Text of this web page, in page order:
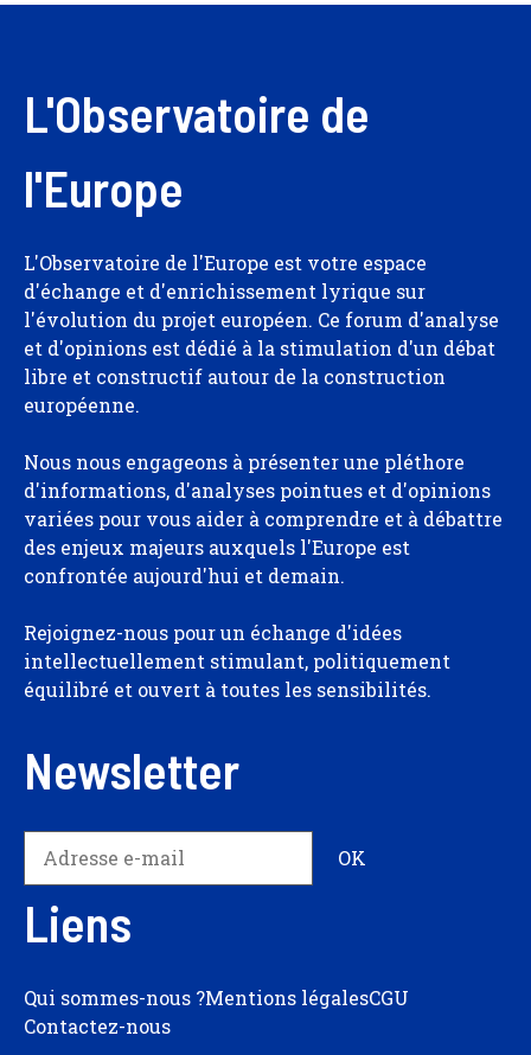
L'Observatoire de
l'Europe
L'Observatoire de l'Europe est votre espace
d'échange et d'enrichissement lyrique sur
l'évolution du projet européen. Ce forum d'analyse
et d'opinions est dédié à la stimulation d'un débat
libre et constructif autour de la construction
européenne.
Nous nous engageons à présenter une pléthore
d'informations, d'analyses pointues et d'opinions
variées pour vous aider à comprendre et à débattre
des enjeux majeurs auxquels l'Europe est
confrontée aujourd'hui et demain.
Rejoignez-nous pour un échange d'idées
intellectuellement stimulant, politiquement
équilibré et ouvert à toutes les sensibilités.
Newsletter
Liens
Qui sommes-nous ?Mentions légalesCGU
Contactez-nous